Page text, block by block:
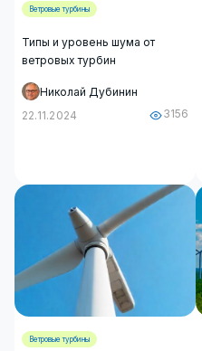
Ветровые турбины
Типы и уровень шума от
ветровых турбин
Николай Дубинин
22.11.2024
3156
Ветровые турбины